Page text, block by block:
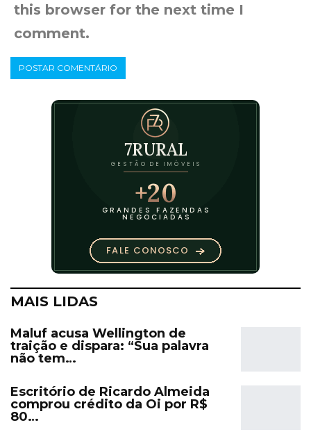
this browser for the next time I
comment.
MAIS LIDAS
Maluf acusa Wellington de
traição e dispara: “Sua palavra
não tem…
Escritório de Ricardo Almeida
comprou crédito da Oi por R$
80…